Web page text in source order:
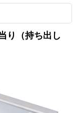
り（持ち出し